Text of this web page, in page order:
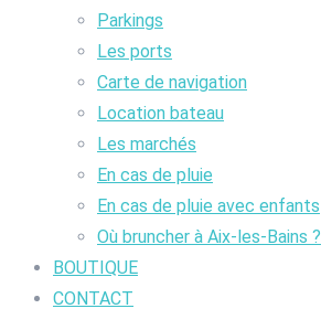
Parkings
Les ports
Carte de navigation
Location bateau
Les marchés
En cas de pluie
En cas de pluie avec enfants
Où bruncher à Aix-les-Bains ?
BOUTIQUE
CONTACT